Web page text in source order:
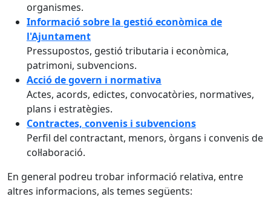
organismes.
Informació sobre la gestió econòmica de
l'Ajuntament
Pressupostos, gestió tributaria i econòmica,
patrimoni, subvencions.
Acció de govern i normativa
Actes, acords, edictes, convocatòries, normatives,
plans i estratègies.
Contractes, convenis i subvencions
Perfil del contractant, menors, òrgans i convenis de
col·laboració.
En general podreu trobar informació relativa, entre
altres informacions, als temes següents: